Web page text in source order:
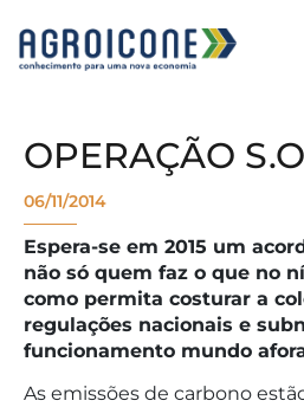
OPERAÇÃO
06/11/2014
Espera-se em 2015 um
não só quem faz o que no
como permita costurar a
regulações nacionais e
funcionamento mundo
As emissões de carbono